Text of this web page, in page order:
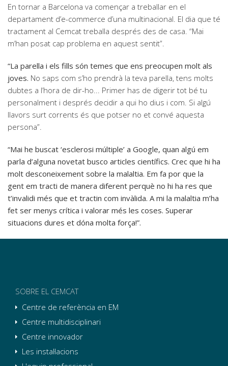
En tornar a Barcelona va començar a treballar en el
departament d’e-commerce d’una multinacional. El dia que té
tractament al Cemcat treballa després des de casa. “Mai
m’han posat cap problema en aquest sentit”.
“La parella i els fills són temes que ens preocupen molt als
joves. No saps com s’ho prendrà la teva parella, tens molts
dubtes a l’hora de dir-ho... Primer has de digerir tot bé tu
personalment i després decidir a qui ho dius i com. Si algú
llavors surt corrents és que potser no et convé aquesta
persona”.
“Mai he buscat ‘esclerosi múltiple’ a Google, quan algú em
parla d’alguna novetat busco articles científics. Crec que hi ha
molt desconeixement sobre la malaltia. Em fa por que la
gent em tracti de manera diferent perquè no hi ha res que
t’invalidi més que et tractin com invàlida. A mi la malaltia m’ha
fet ser menys crítica i valorar més les coses. Superar
situacions dures et dóna molta força!”.
SOBRE EL CEMCAT
Centre de referència en EM
Centre multidisciplinari
Centre innovador
Les instal·lacions